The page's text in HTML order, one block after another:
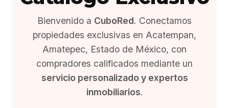
Bienvenido a CuboRed. Conectamos
propiedades exclusivas en Acatempan,
Amatepec, Estado de México, con
compradores calificados mediante un
servicio personalizado y expertos
inmobiliarios.